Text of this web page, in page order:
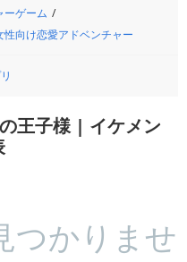
ーゲーム
向け恋愛アドベンチャー
王子様 | イケメン
つかりませ